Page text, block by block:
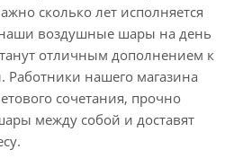
сколько лет исполняется
воздушные шары на день
отличным дополнением к
нашего магазина
сочетания, прочно
между собой и доставят